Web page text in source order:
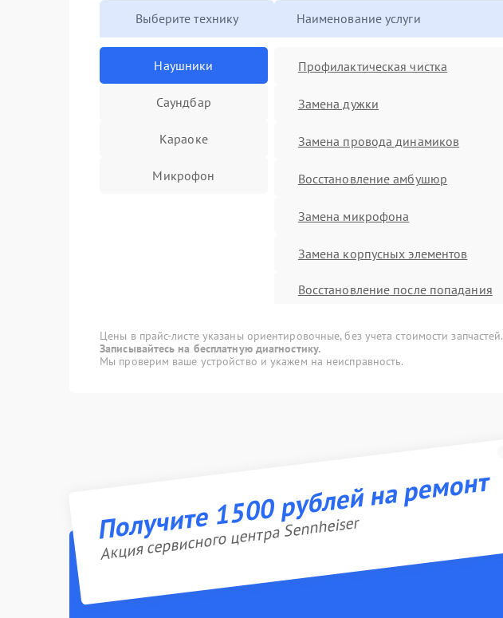
Выберите технику
Наушники
Саундбар
Караоке
Микрофон
Наименование услуги
Профилактическая чистка
Замена дужки
Замена провода динамиков
Восстановление амбушюр
Замена микрофона
Замена корпусных элементов
Восстановление после попадания
Прошивка
Цены в прайс-листе указаны ориентировочные, без учета стоимости запчастей.
Записывайтесь на бесплатную диагностику.
Мы проверим ваше устройство и укажем на неисправность.
Получите 1500 рублей на ремонт
Акция сервисного центра Sennheiser